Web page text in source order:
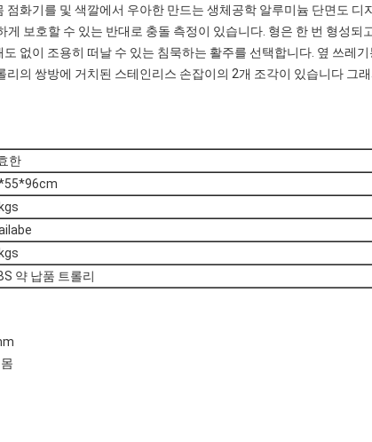
점화기를 및 색깔에서 우아한 만드는 생체공학 알루미늄 단면도 디
게 보호할 수 있는 반대로 충돌 측정이 있습니다. 형은 한 번 형성되
없이 조용히 떠날 수 있는 침묵하는 활주를 선택합니다. 옆 쓰레
리의 쌍방에 거치된 스테인리스 손잡이의 2개 조각이 있습니다 그
한
약 납품 트롤리